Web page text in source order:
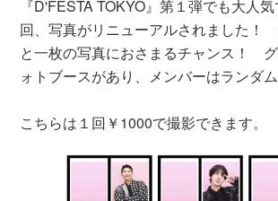
『D'FESTA TOKYO』第１弾でも大人
回、写真がリニューアルされました！
と一枚の写真におさまるチャンス！
ォトブースがあり、メンバーはランダム
こちらは１回￥1000で撮影できます。